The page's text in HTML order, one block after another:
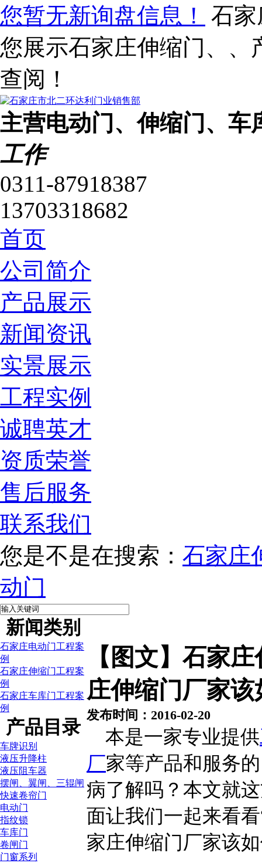
您暂无新询盘信息！
石
您展示石家庄伸缩门、、
查阅！
主营电动门、伸缩门、车
工作
0311-87918387
13703318682
首页
公司简介
产品展示
新闻资讯
实景展示
工程实例
诚聘英才
资质荣誉
售后服务
联系我们
您是不是在搜索： 石家庄
动门
新闻类别
石家庄电动门工程案
例
石家庄伸缩门工程案
例
石家庄车库门工程案
例
产品目录
车牌识别
液压升降柱
液压阻车器
摆闸、翼闸、三辊闸
快速卷帘门
电动门
指纹锁
车库门
卷闸门
门窗系列
【图文】石家
庄伸缩门厂家
发布时间：2016-02-20
本是一家专业提供
厂家等产品和服务
病了解吗？本文就
面让我们一起来看
家庄伸缩门厂家该